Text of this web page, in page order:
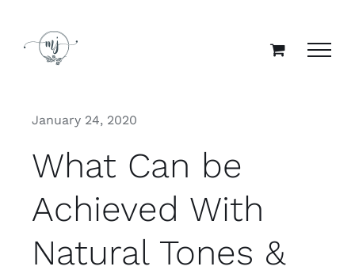
content
January 24, 2020
What Can be
Achieved With
Natural Tones &